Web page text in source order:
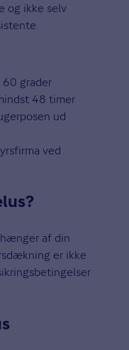
og ikke selv
grader
48 timer
ud
ved
af din
er ikke